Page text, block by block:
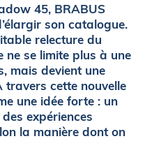
45, BRABUS
son catalogue.
relecture du
ne se limite plus à une
mais devient une
travers cette nouvelle
une idée forte : un
expériences
la manière dont on